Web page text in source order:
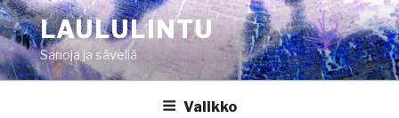
Siirry
sisältöönLAULULINTU
Sanoja ja säveliä
Valikko